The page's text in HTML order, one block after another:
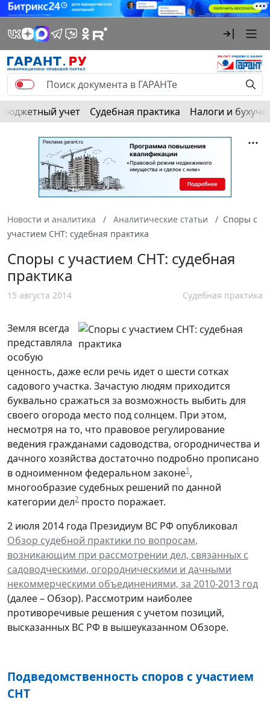
Бюджетный учет Судебная практика Налоги и
Новости и аналитика Аналитические статьи
Споры с
участием СНТ: судебная практика
Споры с участием СНТ: судебная
практика
15 августа 2014 Судебная практика
Земля всегда
представляла
особую
ценность, даже если речь идет о шести сотках
садового участка. Зачастую людям приходится
буквально сражаться за возможность выбить для
своего огорода место под солнцем. При этом,
несмотря на то, что правовое регулирование
ведения гражданами садоводства, огородничества и
дачного хозяйства достаточно подробно прописано
в одноименном федеральном законе1,
многообразие судебных решений по данной
категории дел2 просто поражает.
2 июля 2014 года Президиум ВС РФ опубликовал
Обзор судебной практики по вопросам,
возникающим при рассмотрении дел, связанных с
садоводческими, огородническими и дачными
некоммерческими объединениями, за 2010-2013 год
(далее – Обзор). Рассмотрим наиболее
противоречивые решения с учетом позиций,
высказанных ВС РФ в вышеуказанном Обзоре.
Подведомственность споров с участием
СНТ